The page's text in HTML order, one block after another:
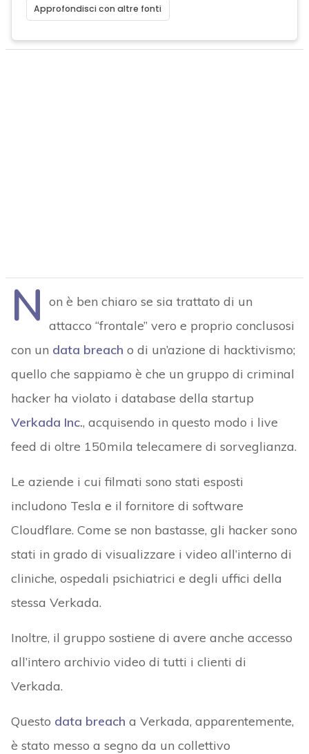
Approfondisci con altre fonti
N on è ben chiaro se sia trattato di un
attacco “frontale” vero e proprio conclusosi
con un data breach o di un’azione di hacktivismo;
quello che sappiamo è che un gruppo di criminal
hacker ha violato i database della startup
Verkada Inc., acquisendo in questo modo i live
feed di oltre 150mila telecamere di sorveglianza.
Le aziende i cui filmati sono stati esposti
includono Tesla e il fornitore di software
Cloudflare. Come se non bastasse, gli hacker sono
stati in grado di visualizzare i video all’interno di
cliniche, ospedali psichiatrici e degli uffici della
stessa Verkada.
Inoltre, il gruppo sostiene di avere anche accesso
all’intero archivio video di tutti i clienti di
Verkada.
Questo data breach a Verkada, apparentemente,
è stato messo a segno da un collettivo